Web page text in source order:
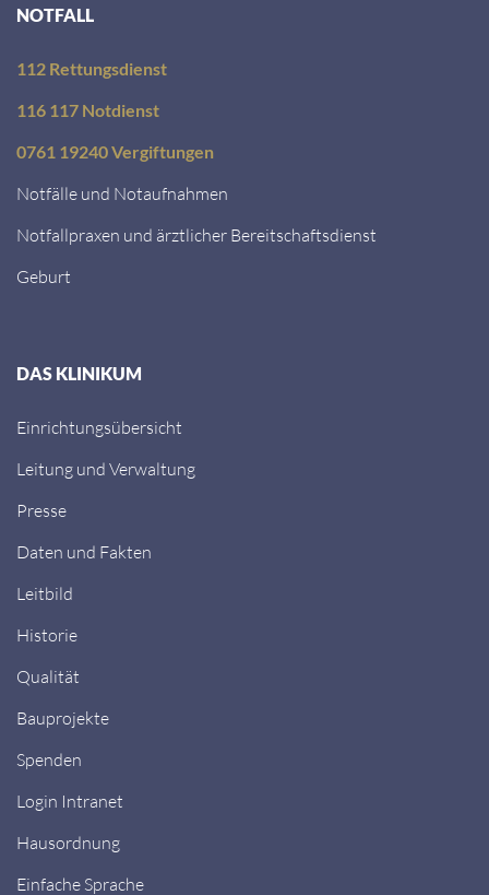
NOTFALL
112 Rettungsdienst
116 117 Notdienst
0761 19240 Vergiftungen
Notfälle und Notaufnahmen
Notfallpraxen und ärztlicher Bereitschaftsdienst
Geburt
DAS KLINIKUM
Einrichtungsübersicht
Leitung und Verwaltung
Presse
Daten und Fakten
Leitbild
Historie
Qualität
Bauprojekte
Spenden
Login Intranet
Hausordnung
Einfache Sprache